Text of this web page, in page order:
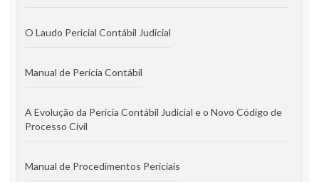
O Laudo Pericial Contábil Judicial
Manual de Perícia Contábil
A Evolução da Perícia Contábil Judicial e o Novo Código de
Processo Civil
Manual de Procedimentos Periciais